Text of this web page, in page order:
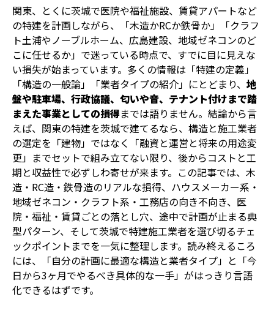
関東、とくに茨城で医院や福祉施設、賃貸アパートなど
の特建を計画しながら、「木造かRCか鉄骨か」「クラフ
ト土浦やノーブルホーム、広島建設、地域ゼネコンのど
こに任せるか」で迷っている時点で、すでに目に見えな
い損失が始まっています。多くの情報は「特建の定義」
「構造の一般論」「業者タイプの紹介」にとどまり、 地
盤や駐車場、行政協議、匂いや音、テナント付けまで踏
まえた事業としての損得までは語りません。結論から言
えば、関東の特建を茨城で建てるなら、構造と施工業者
の選定を「建物」ではなく「融資と運営と将来の用途変
更」までセットで組み立てない限り、後からコストと工
期と収益性で必ずしわ寄せが来ます。この記事では、木
造・RC造・鉄骨造のリアルな損得、ハウスメーカー系・
地域ゼネコン・クラフト系・工務店の向き不向き、医
院・福祉・賃貸ごとの落とし穴、途中で計画が止まる典
型パターン、そして茨城で特建施工業者を選び切るチェ
ックポイントまでを一気に整理します。読み終えるころ
には、「自分の計画に最適な構造と業者タイプ」と「今
日から3ヶ月でやるべき具体的な一手」がはっきり言語
化できるはずです。